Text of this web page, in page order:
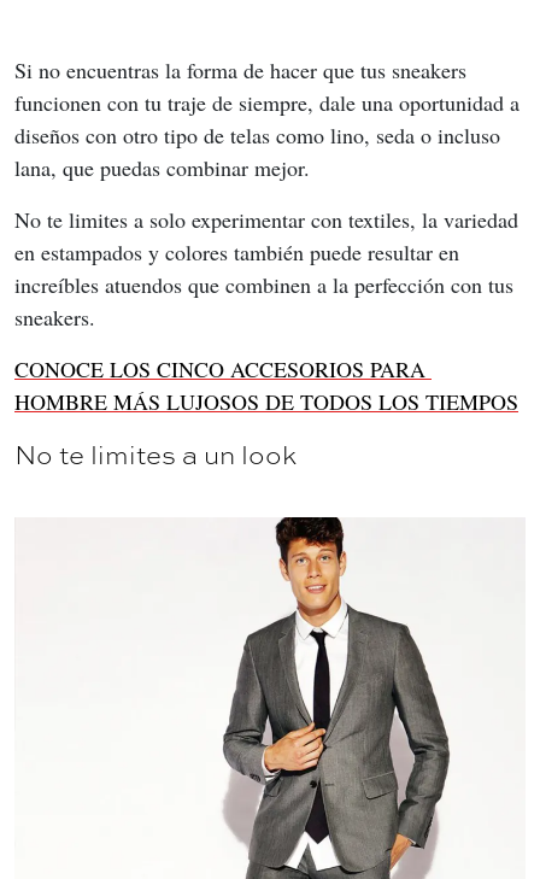
Si no encuentras la forma de hacer que tus sneakers
funcionen con tu traje de siempre, dale una oportunidad a
diseños con otro tipo de telas como lino, seda o incluso
lana, que puedas combinar mejor.
No te limites a solo experimentar con textiles, la variedad
en estampados y colores también puede resultar en
increíbles atuendos que combinen a la perfección con tus
sneakers.
CONOCE LOS CINCO ACCESORIOS PARA
HOMBRE MÁS LUJOSOS DE TODOS LOS TIEMPOS
No te limites a un look